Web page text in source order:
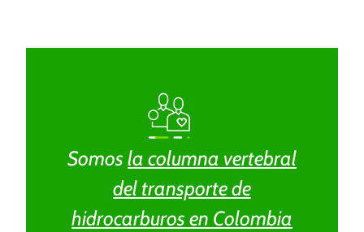
oportunidad para
con los niños”
Como parte del mecanismo de obras por impuestos
impulsado por Ocensa, dos centros de desarrollo infantil
en Caucasia, Antioquia, recibieron dotación de material
pedagógico y mobiliario para cerca de 220 niños.
Somos la columna vertebral
del transporte de
hidrocarburos en Colombia